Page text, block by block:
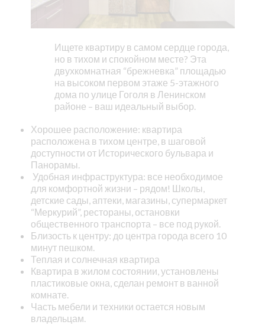
Ищете квартиру в самом сердце города,
но в тихом и спокойном месте? Эта
двухкомнатная “брежневка” площадью
на высоком первом этаже 5-этажного
дома по улице Гоголя в Ленинском
районе – ваш идеальный выбор.
Хорошее расположение: квартира
расположена в тихом центре, в шаговой
доступности от Исторического бульвара и
Панорамы.
Удобная инфраструктура: все необходимое
для комфортной жизни – рядом! Школы,
детские сады, аптеки, магазины, супермаркет
“Меркурий”, рестораны, остановки
общественного транспорта – все под рукой.
Близость к центру: до центра города всего 10
минут пешком.
Теплая и солнечная квартира
Квартира в жилом состоянии, установлены
пластиковые окна, сделан ремонт в ванной
комнате.
Часть мебели и техники остается новым
владельцам.